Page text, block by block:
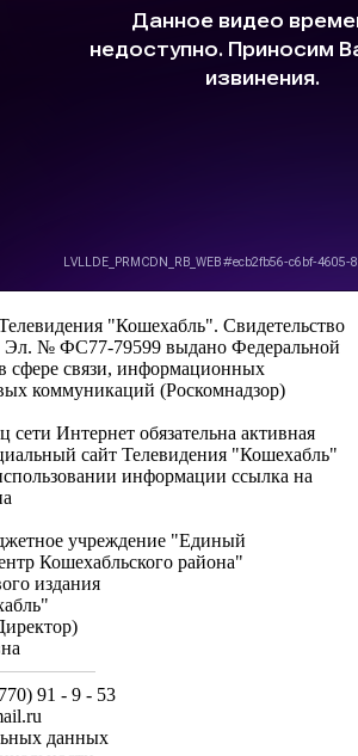
"Кошехабль". Свидетельство
№ ФС77-79599 выдано Федеральной
сфере связи, информационных
коммуникаций (Роскомнадзор)
сети Интернет обязательна активная
сайт Телевидения "Кошехабль"
информации ссылка на
учреждение "Единый
Кошехабльского района"
издания
91 - 9 - 53
данных